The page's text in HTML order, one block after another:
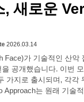
, 새로운
2026.03.14
Face)가 기술적인 산악
공개했습니다. 이번
가지로 출시되며, 각각
됩니다. Verto Approach는 원래